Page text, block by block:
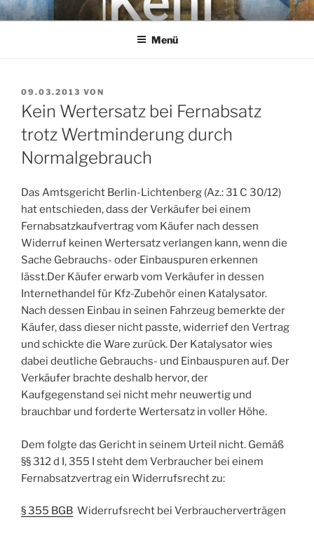
Zum
InhaltKEHL
Rechtsanwaltsgesellschaft mbH
Menü
VERÖFFENTLICHT
AM
09.03.2013 VON
Kein Wertersatz bei Fernabsatz
trotz Wertminderung durch
Normalgebrauch
Das Amtsgericht Berlin-Lichtenberg (Az.: 31 C 30/12)
hat entschieden, dass der Verkäufer bei einem
Fernabsatzkaufvertrag vom Käufer nach dessen
Widerruf keinen Wertersatz verlangen kann, wenn die
Sache Gebrauchs- oder Einbauspuren erkennen
lässt.Der Käufer erwarb vom Verkäufer in dessen
Internethandel für Kfz-Zubehör einen Katalysator.
Nach dessen Einbau in seinen Fahrzeug bemerkte der
Käufer, dass dieser nicht passte, widerrief den Vertrag
und schickte die Ware zurück. Der Katalysator wies
dabei deutliche Gebrauchs- und Einbauspuren auf. Der
Verkäufer brachte deshalb hervor, der
Kaufgegenstand sei nicht mehr neuwertig und
brauchbar und forderte Wertersatz in voller Höhe.
Dem folgte das Gericht in seinem Urteil nicht. Gemäß
§§ 312 d I, 355 I steht dem Verbraucher bei einem
Fernabsatzvertrag ein Widerrufsrecht zu:
§ 355 BGB Widerrufsrecht bei Verbraucherverträgen